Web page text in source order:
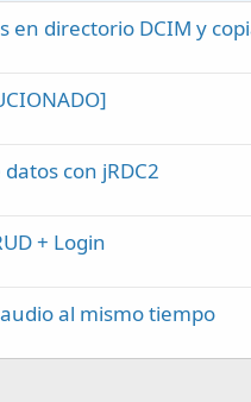
en directorio DCIM y
con jRDC2
+ Login
al mismo tiempo